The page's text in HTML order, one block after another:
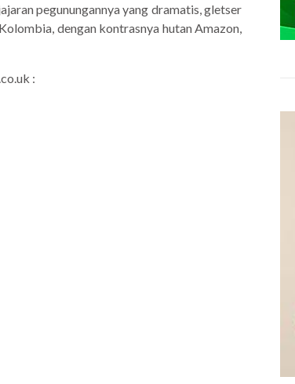
pegunungannya yang dramatis, gletser
dengan kontrasnya hutan Amazon,
: